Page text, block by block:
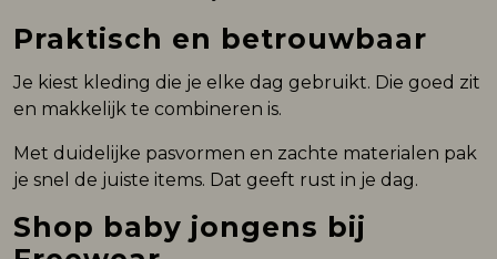
Praktisch en betrouwbaar
Je kiest kleding die je elke dag gebruikt. Die goed zit
en makkelijk te combineren is.
Met duidelijke pasvormen en zachte materialen pak
je snel de juiste items. Dat geeft rust in je dag.
Shop baby jongens bij